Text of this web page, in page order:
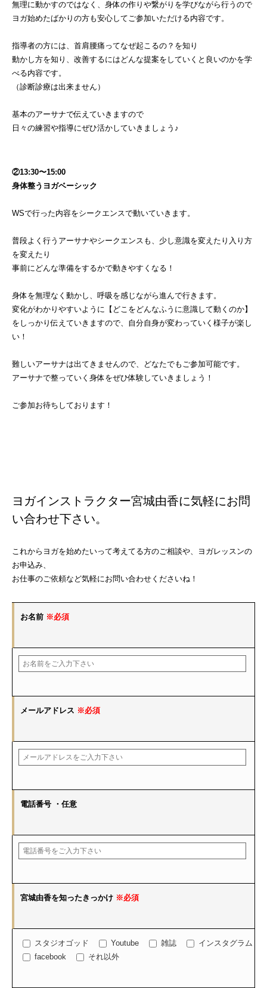
無理に動かすのではなく、身体の作りや繋がりを学びながら行うので
ヨガ始めたばかりの方も安心してご参加いただける内容です。
指導者の方には、首肩腰痛ってなぜ起こるの？を知り
動かし方を知り、改善するにはどんな提案をしていくと良いのかを学
べる内容です。
（診断診療は出来ません）
基本のアーサナで伝えていきますので
日々の練習や指導にぜひ活かしていきましょう♪
②13:30〜15:00
身体整うヨガベーシック
WSで行った内容をシークエンスで動いていきます。
普段よく行うアーサナやシークエンスも、少し意識を変えたり入り方
を変えたり
事前にどんな準備をするかで動きやすくなる！
身体を無理なく動かし、呼吸を感じながら進んで行きます。
変化がわかりやすいように【どこをどんなふうに意識して動くのか】
をしっかり伝えていきますので、自分自身が変わっていく様子が楽し
い！
難しいアーサナは出てきませんので、どなたでもご参加可能です。
アーサナで整っていく身体をぜひ体験していきましょう！
ご参加お待ちしております！
ヨガインストラクター宮城由香に気軽にお問
い合わせ下さい。
これからヨガを始めたいって考えてる方のご相談や、ヨガレッスンの
お申込み、
お仕事のご依頼など気軽にお問い合わせくださいね！
お名前 ※必須
メールアドレス ※必須
電話番号 ・任意
宮城由香を知ったきっかけ ※必須
スタジオゴッド Youtube 雑誌
インスタグラム
facebook
それ以外